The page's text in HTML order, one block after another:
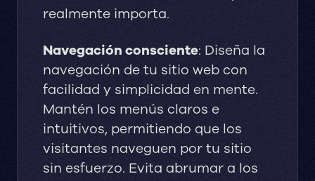
realmente importa.
Navegación consciente: Diseña la
navegación de tu sitio web con
facilidad y simplicidad en mente.
Mantén los menús claros e
intuitivos, permitiendo que los
visitantes naveguen por tu sitio
sin esfuerzo. Evita abrumar a los